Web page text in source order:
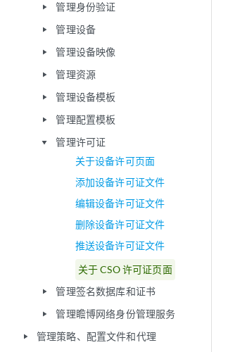
play_arrow 管理身份验证
play_arrow 管理设备
play_arrow 管理设备映像
play_arrow 管理资源
play_arrow 管理设备模板
play_arrow 管理配置模板
play_arrow
管理许可证
关于设备许可页面
添加设备许可证文件
编辑设备许可证文件
删除设备许可证文件
推送设备许可证文件
关于 CSO 许可证页面
play_arrow 管理签名数据库和证书
play_arrow 管理瞻博网络身份管理服务
play_arrow 管理策略、配置文件和代理